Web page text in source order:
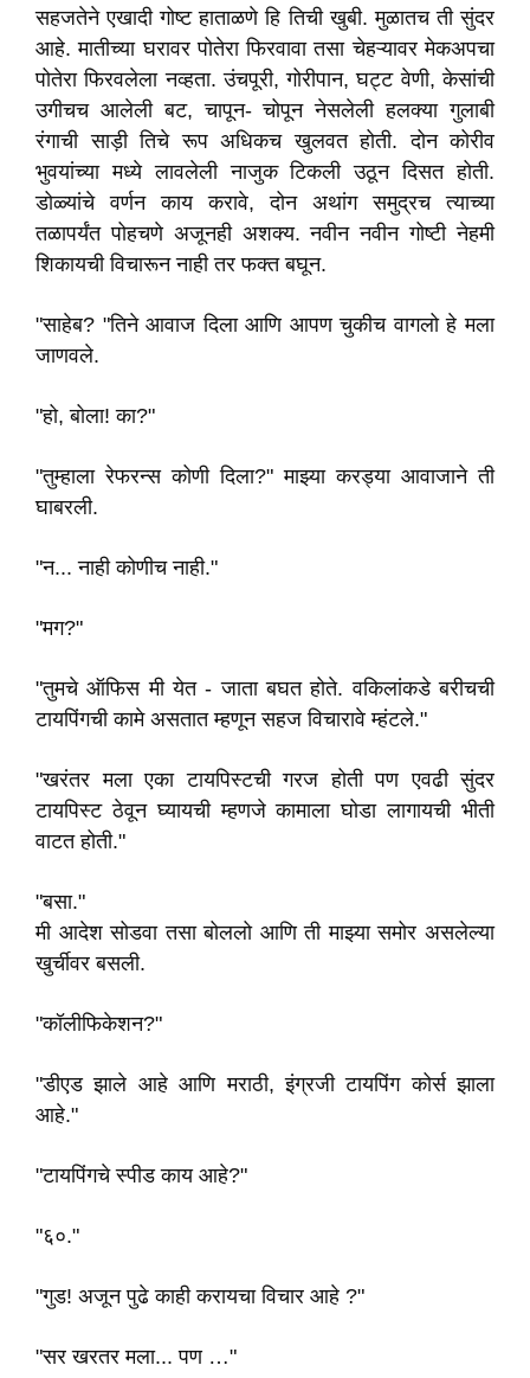
सहजतेने एखादी गोष्ट हाताळणे हि तिची खुबी. मुळातच ती सुंदर
आहे. मातीच्या घरावर पोतेरा फिरवावा तसा चेहऱ्यावर मेकअपचा
पोतेरा फिरवलेला नव्हता. उंचपूरी, गोरीपान, घट्ट वेणी, केसांची
उगीचच आलेली बट, चापून- चोपून नेसलेली हलक्या गुलाबी
रंगाची साड़ी तिचे रूप अधिकच खुलवत होती. दोन कोरीव
भुवयांच्या मध्ये लावलेली नाजुक टिकली उठून दिसत होती.
डोळ्यांचे वर्णन काय करावे, दोन अथांग समुद्रच त्याच्या
तळापर्यंत पोहचणे अजूनही अशक्य. नवीन नवीन गोष्टी नेहमी
शिकायची विचारून नाही तर फक्त बघून.
"साहेब? "तिने आवाज दिला आणि आपण चुकीच वागलो हे मला
जाणवले.
"हो, बोला! का?"
"तुम्हाला रेफरन्स कोणी दिला?" माझ्या करड्या आवाजाने ती
घाबरली.
"न... नाही कोणीच नाही."
"मग?"
"तुमचे ऑफिस मी येत - जाता बघत होते. वकिलांकडे बरीचची
टायपिंगची कामे असतात म्हणून सहज विचारावे म्हंटले."
"खरंतर मला एका टायपिस्टची गरज होती पण एवढी सुंदर
टायपिस्ट ठेवून घ्यायची म्हणजे कामाला घोडा लागायची भीती
वाटत होती."
"बसा."
मी आदेश सोडवा तसा बोललो आणि ती माझ्या समोर असलेल्या
खुर्चीवर बसली.
"कॉलीफिकेशन?"
"डीएड झाले आहे आणि मराठी, इंग्रजी टायपिंग कोर्स झाला
आहे."
"टायपिंगचे स्पीड काय आहे?"
"६०."
"गुड! अजून पुढे काही करायचा विचार आहे ?"
"सर खरतर मला... पण …"